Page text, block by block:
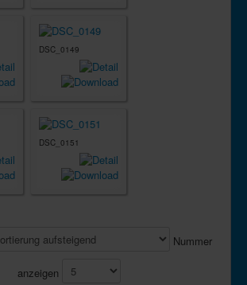
DSC_0149
DSC_0151
Nummer
anzeigen